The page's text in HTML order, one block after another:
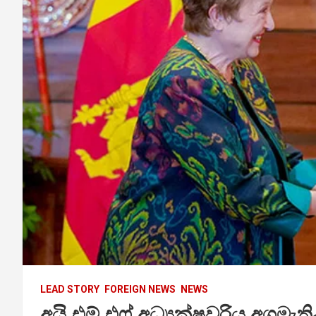
LEAD STORY FOREIGN NEWS NEWS